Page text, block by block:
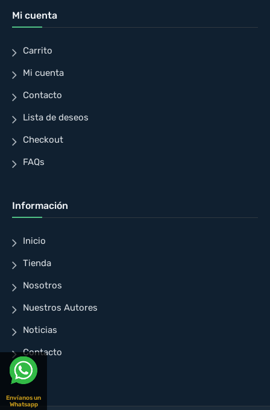
Mi cuenta
Carrito
Mi cuenta
Contacto
Lista de deseos
Checkout
FAQs
Información
Inicio
Tienda
Nosotros
Nuestros Autores
Noticias
Contacto
Envíanos un
Whatsapp